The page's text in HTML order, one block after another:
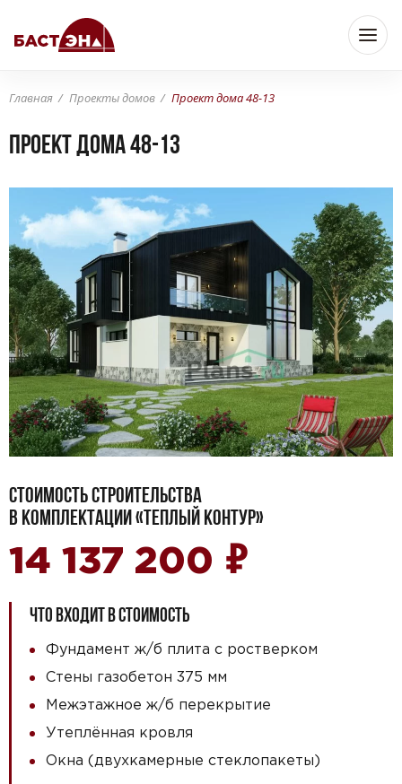
Главная Проекты домов Проект дома 48-13
Проект дома 48-13
СТОИМОСТЬ СТРОИТЕЛЬСТВА
В КОМПЛЕКТАЦИИ «ТЕПЛЫЙ КОНТУР»
14 137 200 ₽
ЧТО ВХОДИТ В СТОИМОСТЬ
Фундамент ж/б плита с ростверком
Стены газобетон 375 мм
Межэтажное ж/б перекрытие
Утеплённая кровля
Окна (двухкамерные стеклопакеты)